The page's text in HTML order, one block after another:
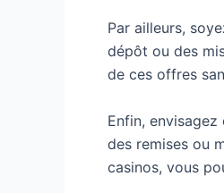
Par ailleurs,
dépôt ou des
de ces offres
Enfin,
des remises ou
casinos, vous